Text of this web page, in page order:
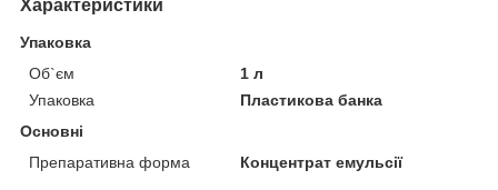
Характеристики
Упаковка
Об`єм
1 л
Упаковка
Пластикова банка
Основні
Препаративна форма
Концентрат емульсії